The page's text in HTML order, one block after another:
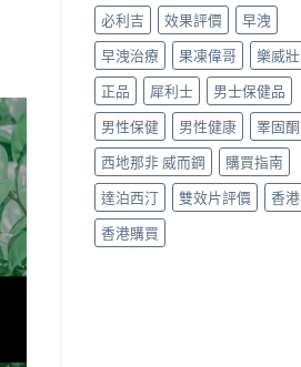
必利吉
效果評價
早洩
早洩治療
果凍偉哥
樂威壯
正品
犀利士
男士保健品
男性保健
男性健康
睪固酮
西地那非 威而鋼
購買指南
達泊西汀
雙效片評價
香港
香港購買